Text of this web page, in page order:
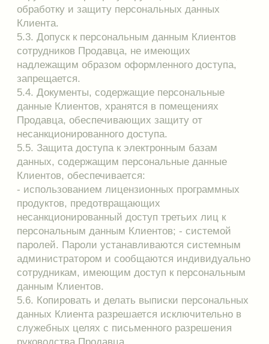
по запросу субъекта персональных данных или
его законного представителя либо
уполномоченного органа по защите прав
субъектов персональных данных оператор
обязан осуществить блокирование
персональных данных, относящихся к
соответствующему субъекту персональных
получения такого запроса на период проверки.
6.1.8. В случае подтверждения факта
недостоверности персональных данных оператор
на основании документов, представленных
субъектом персональных данных или его
законным представителем либо
уполномоченным органом по защите прав
субъектов персональных данных, или иных
необходимых документов обязан уточнить
персональные данные и снять их блокирование.
действий с персональными данными оператор в
срок, не превышающий трех рабочих дней с
даты такого выявления, обязан устранить
допущенные нарушения. В случае
невозможности устранения допущенных
нарушений оператор в срок, не превышающий
трех рабочих дней с даты выявления
неправомерности действий с персональными
данными, обязан уничтожить персональные
данные. Об устранении допущенных нарушений
или об уничтожении персональных данных
оператор обязан уведомить субъекта
персональных данных или его законного
представителя, а в случае, если обращение или
запрос были направлены уполномоченным
органом по защите прав субъектов персональных